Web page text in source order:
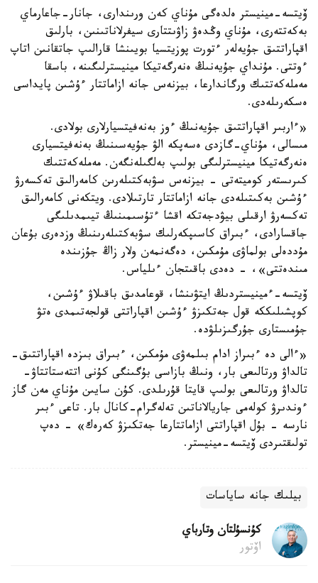
ۆيتسە-مينيستر ەلدەگى مۇناي كەن ورىندارى، جانار-جاعارماي
بەكەتتەرى، مۇناي وڭدەۋ زاۋىتتارى سيفرلاناتىنىن، بارلىق
اقپاراتتىق جۇيەلەر ءتورت پوزيتسيا بويىنشا قارالىپ جاتقانىن اتاپ
ءوتتى. مۇنداي جۇيەنىڭ ەنەرگەتيكا مينيسترلىگىنە، باسقا
مەملەكەتتىك ورگاندارعا، بيزنەس جانە ازاماتتار ءۇشىن پايداسى
ەسكەرىلەدى.
«ءاربىر اقپاراتتىق جۇيەنىڭ ءوز بەنەفيتسيارلارى بولادى.
مىسالى، مۇناي-گازدى ەسەپكە الۋ جۇيەسىنىڭ بەنەفيتسيارى
ەنەرگەتيكا مينيسترلىگى بولىپ بەلگىلەنگەن. مەملەكەتتىك
كىرىستەر كوميتەتى - بيزنەس سۋبەكتىلەرىن كامەرالىق تەكسەرۋ
ءۇشىن بەكىتىلەدى جانە ازاماتتار تارتىلادى. ويتكەنى كامەرالىق
تەكسەرۋ ارقىلى بيۋدجەتكە اقشا ءتۇسىمىنىڭ تيىمدىلىگى
جاقسارادى، ءبىراق كاسىپكەرلىك سۋبەكتىلەرىنىڭ وزدەرى بۇعان
مۇددەلى بولماۋى مۇمكىن، دەگەنمەن ولار زاڭ جۇزىندە
مىندەتتى»، - دەدى باقىتجان ءىلياس.
ۆيتسە-ءمينيستردىڭ ايتۋىنشا، قوعامدىق باقىلاۋ ءۇشىن،
كوپشىلىككە قول جەتكىزۋ ءۇشىن اقپاراتتى قولجەتىمدى ەتۋ
جۇمىستارى جۇرگىزىلۋدە.
«ءالى دە ءبىراز ادام بىلمەۋى مۇمكىن، ءبىراق بىزدە اقپاراتتىق-
تالداۋ ورتالىعى بار، ونىڭ بازاسى بۇگىنگى كۇنى اتتەستاتتاۋ-
تالداۋ ورتالىعى بولىپ قايتا قۇرىلدى. كۇن سايىن مۇناي مەن گاز
ءوندىرۋ كولەمى جاريالاناتىن تەلەگرام-كانال بار. تاعى ءبىر
نارسە - بۇل اقپاراتتى ازاماتتارعا جەتكىزۋ كەرەك» - دەپ
تولىقتىردى ۆيتسە-مينيستر.
بيلىك جانە ساياسات
كۇنسۇلتان وتارباي
اۆتور